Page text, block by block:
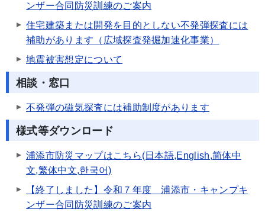
ンザー合同防災訓練のご案内
住宅建築または開発を目的としない不発弾探査には
補助があります（広域探査発掘加速化事業）
地震被害想定について
相談・窓口
不発弾の磁気探査には補助制度があります
様式等ダウンロード
浦添市防災マップはこちら(日本語,English,简体中
文,繁体中文,한국어)
【終了しました】令和７年度 浦添市・キャンプキ
ンザー合同防災訓練のご案内